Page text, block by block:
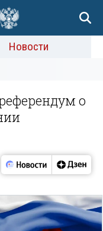
Новости
о